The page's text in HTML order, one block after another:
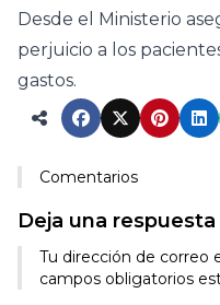
Desde el Ministerio
perjuicio a los
gastos.
Comentarios
Deja una respuesta
Tu dirección de correo
campos obligatorios